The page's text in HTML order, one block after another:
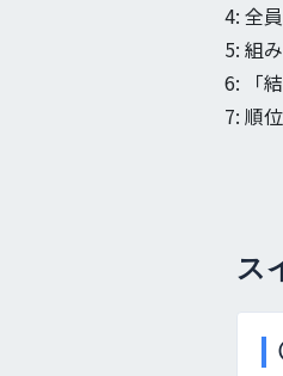
4: 全
5: 組
6: 「
7: 順